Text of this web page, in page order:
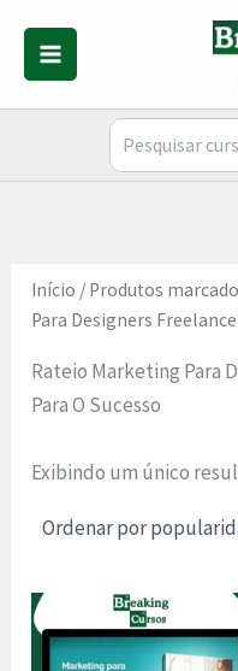
conteúdo
Início / Produtos
Para Designers
Rateio Marketing Para
Para O Sucesso
Exibindo um único